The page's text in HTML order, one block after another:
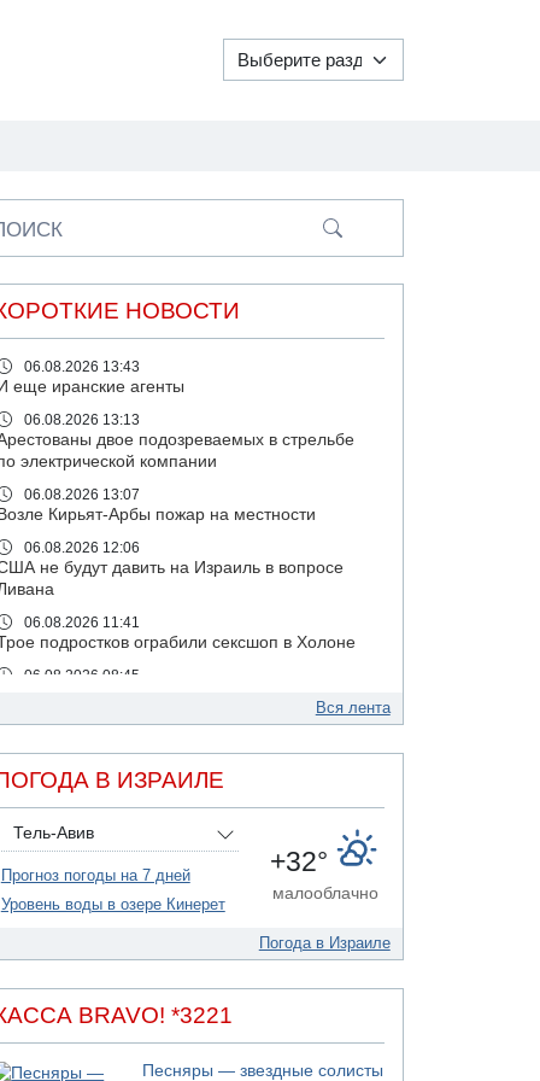
НОВОСТИ
06.08.2026 13:43
И еще иранские агенты
06.08.2026 13:13
двое подозреваемых в стрельбе
электрической компании
06.08.2026 13:07
Возле Кирьят-Арбы пожар на местности
06.08.2026 12:06
не будут давить на Израиль в вопросе
06.08.2026 11:41
подростков ограбили сексшоп в Холоне
06.08.2026 08:45
06.08.2026 08:11
атака на российский НПЗ
05.08.2026 18:30
противоракетной обороны "Хец"
05.08.2026 18:28
МАДА призывает израильтян срочно сдавать
кровь
Бывший посол Израиля в ООН Гилад Эрдан
партии
05.08.2026 13:49
севере Израиля на берег выбросило тело
Вся лента
В ИЗРАИЛЕ
Тель-Авив
Прогноз погоды на 7 дней
Уровень воды в озере Кинерет
+32°
малооблачно
Погода в Израиле
BRAVO! *3221
Песняры — звездные солисты